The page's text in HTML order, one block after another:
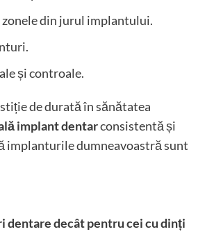
din jurul implantului.
și controale.
de durată în sănătatea
implant dentarconsistentă și
implanturile dumneavoastră sunt
dentare decât pentru cei cu dinți